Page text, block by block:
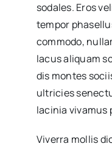
sodales. Eros
tempor
commodo,
lacus aliquam
dis montes
ultricies
lacinia vivamus
Viverra mollis